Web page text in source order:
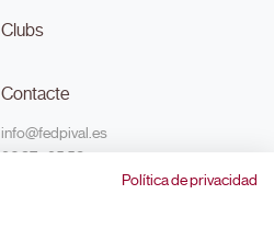
Política de privacidad
Clubs
Contacte
info@fedpival.es
96 374 95 58
C/Marqués de Sant Joan nº 32,